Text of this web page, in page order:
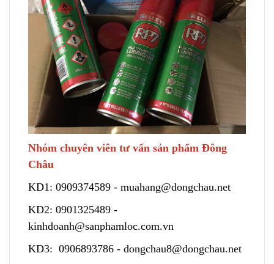
Nhóm chuyên viên tư vấn sản phẩm Đông
Châu
KD1: 0909374589 - muahang@dongchau.net
KD2: 0901325489 -
kinhdoanh@sanphamloc.com.vn
KD3: 0906893786 - dongchau8@dongchau.net